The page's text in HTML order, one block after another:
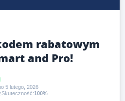
rabatowym
and Pro!
5 lutego, 2026
Skuteczność:100%